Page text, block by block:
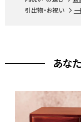
引出物・お祝い
あな